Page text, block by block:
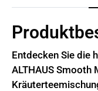
Entdecken Sie die
ALTHAUS Smooth